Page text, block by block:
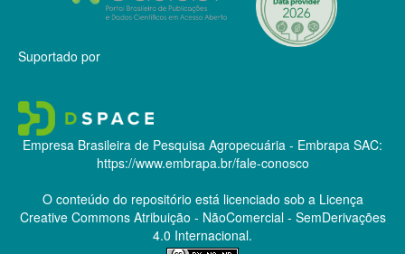
Suportado por
Empresa Brasileira de Pesquisa Agropecuária - Embrapa SAC:
https://www.embrapa.br/fale-conosco
O conteúdo do repositório está licenciado sob a Licença
Creative CommonsAtribuição - NãoComercial - SemDerivações
4.0 Internacional.